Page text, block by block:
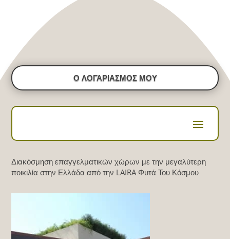
Ο ΛΟΓΑΡΙΑΣΜΟΣ ΜΟΥ
Διακόσμηση επαγγελματικών χώρων με την μεγαλύτερη
ποικιλία στην Ελλάδα από την LAIRA Φυτά Του Κόσμου